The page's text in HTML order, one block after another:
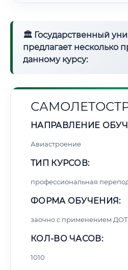
🏛 Государственный
предлагает несколько
данному курсу:
НАПРАВЛЕНИЕ
Авиастроение
ТИП КУРСОВ:
профессиональная
ФОРМА ОБУЧЕНИЯ:
заочно с применением ДОТ
КОЛ-ВО ЧАСОВ:
1010